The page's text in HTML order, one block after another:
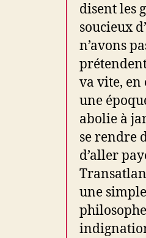
disent les
soucieux
n’avons
va vite, en
une
abolie à
se rendre
d’aller
une